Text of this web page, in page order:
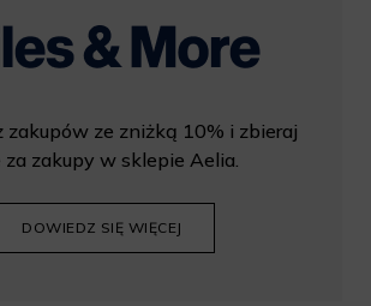
zakupów ze zniżką 10% i zbieraj
za zakupy w sklepie Aelia.
DOWIEDZ SIĘ WIĘCEJ